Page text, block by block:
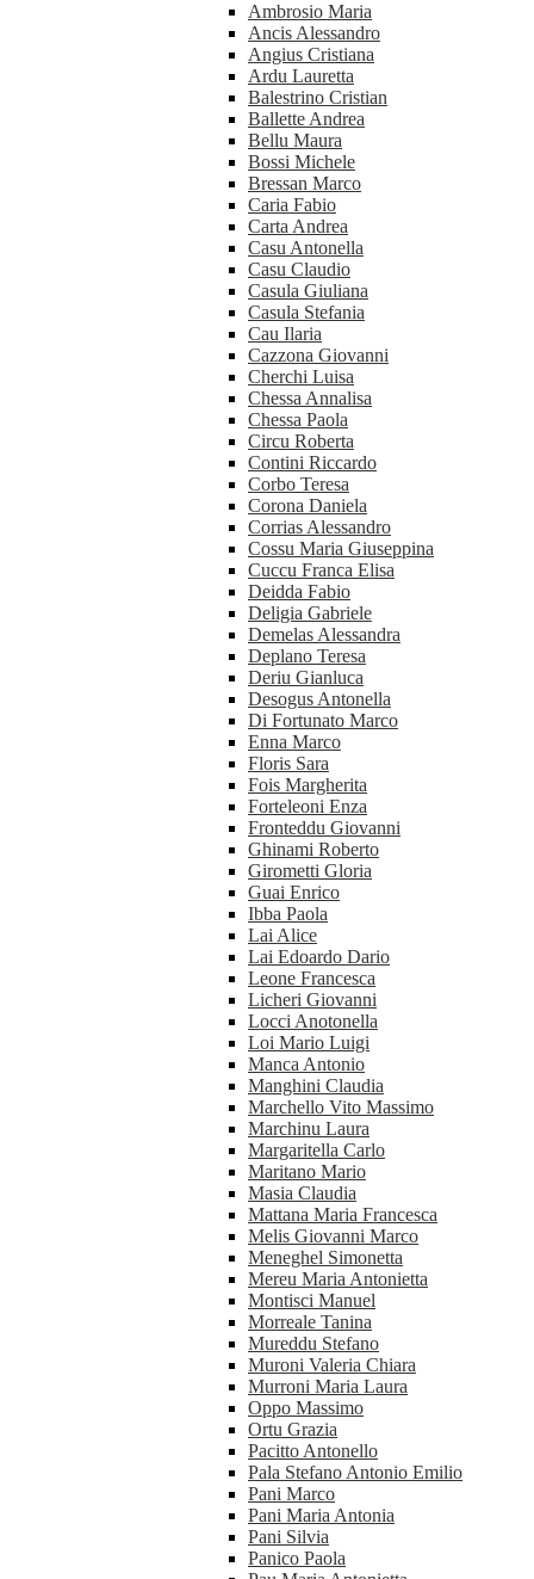
Ambrosio Maria
Ancis Alessandro
Angius Cristiana
Ardu Lauretta
Balestrino Cristian
Ballette Andrea
Bellu Maura
Bossi Michele
Bressan Marco
Caria Fabio
Carta Andrea
Casu Antonella
Casu Claudio
Casula Giuliana
Casula Stefania
Cau Ilaria
Cazzona Giovanni
Cherchi Luisa
Chessa Annalisa
Chessa Paola
Circu Roberta
Contini Riccardo
Corbo Teresa
Corona Daniela
Corrias Alessandro
Cossu Maria Giuseppina
Cuccu Franca Elisa
Deidda Fabio
Deligia Gabriele
Demelas Alessandra
Deplano Teresa
Deriu Gianluca
Desogus Antonella
Di Fortunato Marco
Enna Marco
Floris Sara
Fois Margherita
Forteleoni Enza
Fronteddu Giovanni
Ghinami Roberto
Girometti Gloria
Guai Enrico
Ibba Paola
Lai Alice
Lai Edoardo Dario
Leone Francesca
Licheri Giovanni
Locci Anotonella
Loi Mario Luigi
Manca Antonio
Manghini Claudia
Marchello Vito Massimo
Marchinu Laura
Margaritella Carlo
Maritano Mario
Masia Claudia
Mattana Maria Francesca
Melis Giovanni Marco
Meneghel Simonetta
Mereu Maria Antonietta
Montisci Manuel
Morreale Tanina
Mureddu Stefano
Muroni Valeria Chiara
Murroni Maria Laura
Oppo Massimo
Ortu Grazia
Pacitto Antonello
Pala Stefano Antonio Emilio
Pani Marco
Pani Maria Antonia
Pani Silvia
Panico Paola